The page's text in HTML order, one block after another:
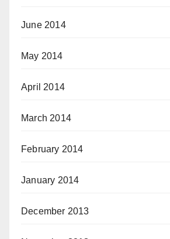
June 2014
May 2014
April 2014
March 2014
February 2014
January 2014
December 2013